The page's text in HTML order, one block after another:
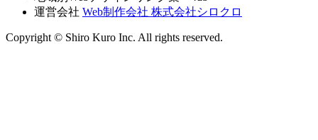
運営会社 Web制作会社 株式会社シロクロ
Copyright © Shiro Kuro Inc. All rights reserved.